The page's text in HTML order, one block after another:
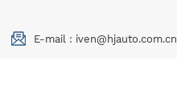
E-mail : iven@hjauto.com.cn